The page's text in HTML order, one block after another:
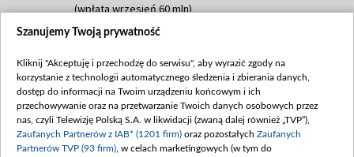
(wpłata wrzesień 60 mln)
Dofinansowanie 635 783 051,21 PLN
(wpłata wrzesień 100 mln, październik 350
mln, listopad 265 mln)
Dofinansowanie 48 862 000,00 PLN
Data podpisania umowy: GRUDZIEŃ 2025
(wpłata grudzień 60,548 mln)
Szanujemy Twoją prywatność
Kliknij "Akceptuję i przechodzę do serwisu", aby wyrazić zgody na
korzystanie z technologii automatycznego śledzenia i zbierania danych,
dostęp do informacji na Twoim urządzeniu końcowym i ich
przechowywanie oraz na przetwarzanie Twoich danych osobowych przez
nas, czyli Telewizję Polską S.A. w likwidacji (zwaną dalej również „TVP”),
Zaufanych Partnerów z IAB* (1201 firm) oraz pozostałych Zaufanych
Partnerów TVP (93 firm) , w celach marketingowych (w tym do